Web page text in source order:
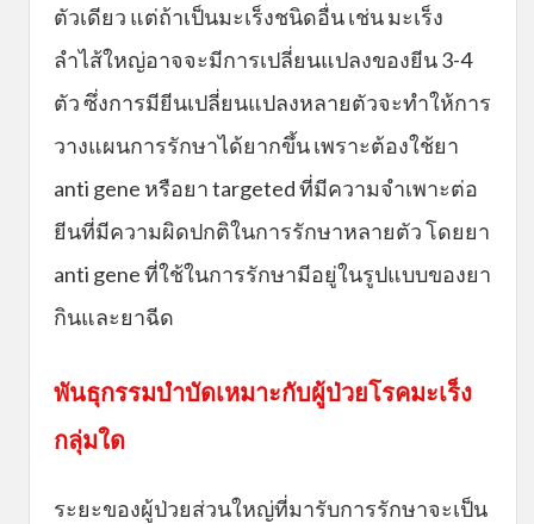
ตัวเดียว แต่ถ้าเป็นมะเร็งชนิดอื่น เช่น มะเร็ง
ลำไส้ใหญ่อาจจะมีการเปลี่ยนแปลงของยีน 3-4
ตัว ซึ่งการมียีนเปลี่ยนแปลงหลายตัวจะทำให้การ
วางแผนการรักษาได้ยากขึ้น เพราะต้องใช้ยา
anti gene หรือยา targeted ที่มีความจำเพาะต่อ
ยีนที่มีความผิดปกติในการรักษาหลายตัว โดยยา
anti gene ที่ใช้ในการรักษามีอยู่ในรูปแบบของยา
กินและยาฉีด
พันธุกรรมบำบัดเหมาะกับผู้ป่วยโรคมะเร็ง
กลุ่มใด
ระยะของผู้ป่วยส่วนใหญ่ที่มารับการรักษาจะเป็น